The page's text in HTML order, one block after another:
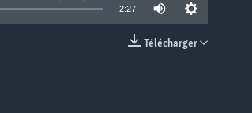
2:27
Télécharger